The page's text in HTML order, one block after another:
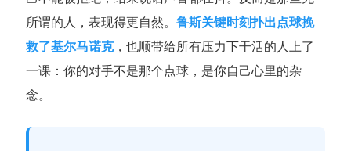
所谓的人，表现得更自然。鲁斯关键时刻扑出点球挽
救了基尔马诺克，也顺带给所有压力下干活的人上了
一课：你的对手不是那个点球，是你自己心里的杂
念。